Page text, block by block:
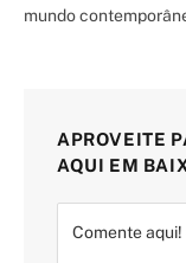
mundo
APROVEITE
AQUI EM